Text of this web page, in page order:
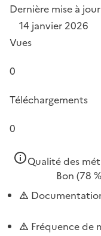
Dernière mise à jour
14 janvier 2026
Vues
0
Téléchargements
0
Qualité des
Bon (78
Fréquence de